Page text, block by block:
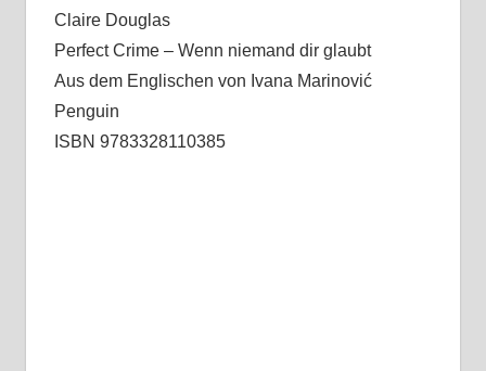
Claire Douglas
Perfect Crime – Wenn niemand dir glaubt
Aus dem Englischen von Ivana Marinović
Penguin
ISBN 9783328110385